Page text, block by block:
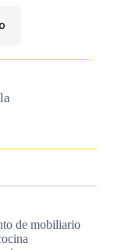
de mobiliario